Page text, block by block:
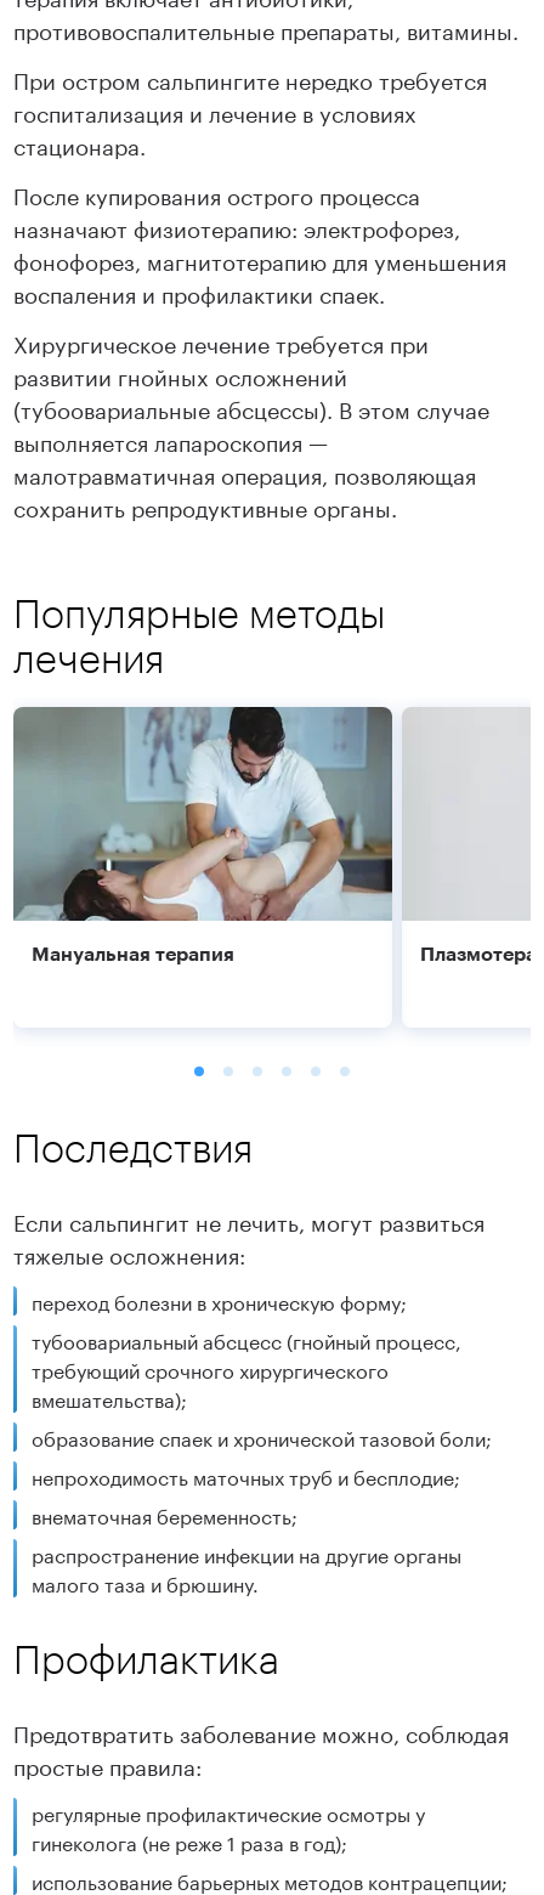
противовоспалительные препараты, витамины.
При остром сальпингите нередко требуется
госпитализация и лечение в условиях
стационара.
После купирования острого процесса
назначают физиотерапию: электрофорез,
фонофорез, магнитотерапию для уменьшения
воспаления и профилактики спаек.
Хирургическое лечение требуется при
развитии гнойных осложнений
(тубоовариальные абсцессы). В этом случае
выполняется лапароскопия —
малотравматичная операция, позволяющая
сохранить репродуктивные органы.
Популярные методы
лечения
Мануальная терапия
Подробнее
Последствия
Если сальпингит не лечить, могут развиться
тяжелые осложнения:
переход болезни в хроническую форму;
тубоовариальный абсцесс (гнойный процесс,
требующий срочного хирургического
вмешательства);
образование спаек и хронической тазовой боли;
непроходимость маточных труб и бесплодие;
внематочная беременность;
распространение инфекции на другие органы
малого таза и брюшину.
Профилактика
Предотвратить заболевание можно, соблюдая
простые правила:
регулярные профилактические осмотры у
гинеколога (не реже 1 раза в год);
использование барьерных методов контрацепции;